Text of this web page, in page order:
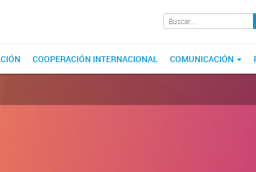
COOPERACIÓN INTERNACIONAL COMUNICACIÓN